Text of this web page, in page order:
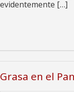
evidentemente […]
Grasa en el